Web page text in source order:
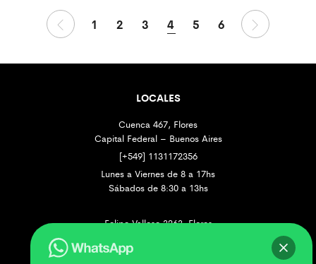
1 2 3 4 5 6
LOCALES
Cuenca 467, Flores
Capital Federal – Buenos Aires
[+549] 1131172356
Lunes a Viernes de 8 a 17hs
Sábados de 8:30 a 13hs
Felipe Vallese 3263, Flores
[+549] 1165718705